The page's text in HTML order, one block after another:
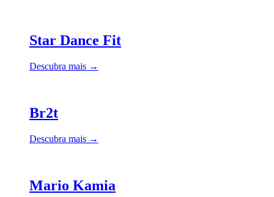
Star Dance Fit
Descubra mais →
Br2t
Descubra mais →
Mario Kamia